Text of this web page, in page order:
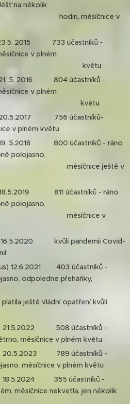
déšť na několik
měsíčnice v
2015 733 účastníků -
měsíčnice v plném
5. 2016 804 účastníků -
měsíčnice v plném
756 účastníků-
v plném květu
5.2018 800 účastníků - ráno
polojasno,
ještě v
811 účastníků - ráno
polojasno,
v
kvůli pandemii Covid-
12.6.2021 403 účastníků -
odpoledne přeháňky,
ještě vládní opatření kvůli
508 účastníků -
měsíčnice v plném květu
789 účastníků -
měsíčnice v plném květu
355 účastníků -
měsíčnice nekvetla, jen několik